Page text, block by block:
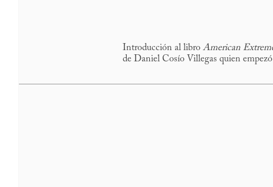
Introducción al libro American
de Daniel Cosío Villegas quien